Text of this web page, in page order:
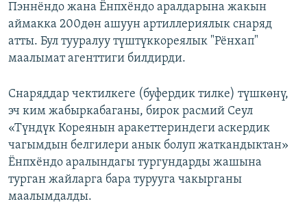
Пэннёндо жана Ёнпхёндо аралдарына жакын
аймакка 200дөн ашуун артиллериялык снаряд
атты. Бул тууралуу түштүккореялык "Рёнхап"
маалымат агенттиги билдирди.
Снаряддар чектилкеге (буфердик тилке) түшкөнү,
эч ким жабыркабаганы, бирок расмий Сеул
«Түндүк Кореянын аракеттериндеги аскердик
чагымдын белгилери анык болуп жаткандыктан»
Ёнпхёндо аралындагы тургундарды жашына
турган жайларга бара турууга чакырганы
маалымдалды.